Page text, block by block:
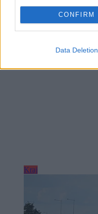
CONFIRM
Data Deletion
3 min
Reklama
Kraj